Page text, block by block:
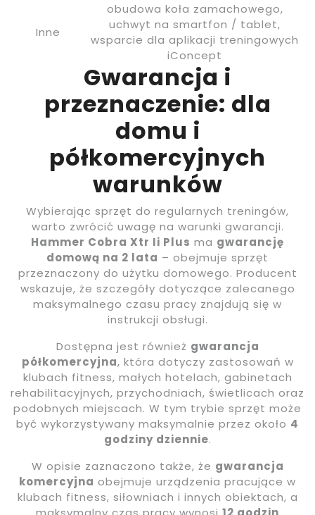
Inne
obudowa koła zamachowego,
uchwyt na smartfon / tablet,
wsparcie dla aplikacji treningowych
iConcept
Gwarancja i
przeznaczenie: dla
domu i
półkomercyjnych
warunków
Wybierając sprzęt do regularnych treningów,
warto zwrócić uwagę na warunki gwarancji.
Hammer Cobra Xtr Ii Plus ma gwarancję
domową na 2 lata – obejmuje sprzęt
przeznaczony do użytku domowego. Producent
wskazuje, że szczegóły dotyczące zalecanego
maksymalnego czasu pracy znajdują się w
instrukcji obsługi.
Dostępna jest również gwarancja
półkomercyjna, która dotyczy zastosowań w
klubach fitness, małych hotelach, gabinetach
rehabilitacyjnych, przychodniach, świetlicach oraz
podobnych miejscach. W tym trybie sprzęt może
być wykorzystywany maksymalnie przez około 4
godziny dziennie.
W opisie zaznaczono także, że gwarancja
komercyjna obejmuje urządzenia pracujące w
klubach fitness, siłowniach i innych obiektach, a